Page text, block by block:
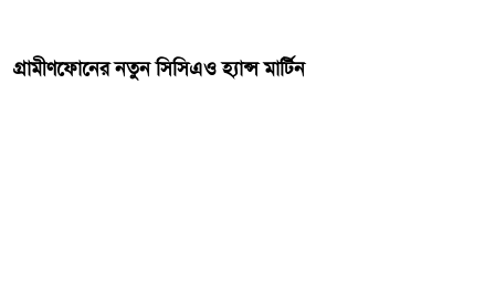
গ্রামীণফোনের নতুন সিসিএও হ্যান্স মার্টিন